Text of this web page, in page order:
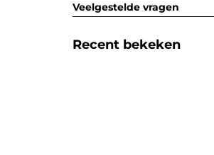
Veelgestelde vragen
Recent bekeken